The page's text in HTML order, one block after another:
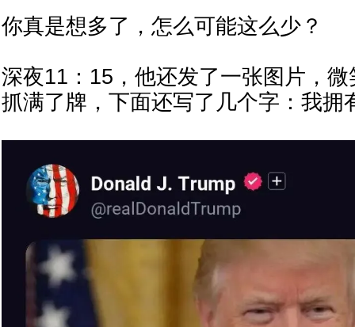
你真是想多了，怎么可能这么少？
深夜11：15，他还发了一张图片，
抓满了牌，下面还写了几个字：我拥